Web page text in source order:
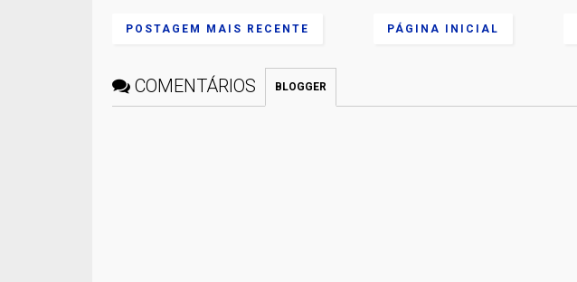
POSTAGEM MAIS RECENTE PÁGINA INICIAL
COMENTÁRIOS BLOGGER